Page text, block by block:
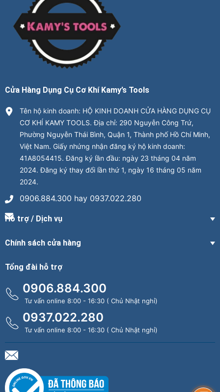
Cửa Hàng Dụng Cụ Cơ Khí Kamy’s Tools
Tên hộ kinh doanh: HỘ KINH DOANH CỬA HÀNG DỤNG CỤ
CƠ KHÍ KAMY TOOLS. Địa chỉ: 290 Nguyễn Công Trứ,
Phường Nguyễn Thái Bình, Quận 1, Thành phố Hồ Chí Minh,
Việt Nam. Giấy nhứng nhận đăng ký hộ kinh doanh:
41A8054415. Đăng ký lần đầu: ngày 23 tháng 04 năm
2024. Đăng ký thay đổi lần thứ 1, ngày 16 tháng 05 năm
2024.
0906.884.300 hay 0937.022.280
Hỗ trợ / Dịch vụ
Chính sách cửa hàng
Tổng đài hỗ trợ
0906.884.300
Tư vấn online 8:00 - 16:30 ( Chủ Nhật nghỉ)
0937.022.280
Tư vấn online 8:00 - 16:30 ( Chủ Nhật nghỉ)